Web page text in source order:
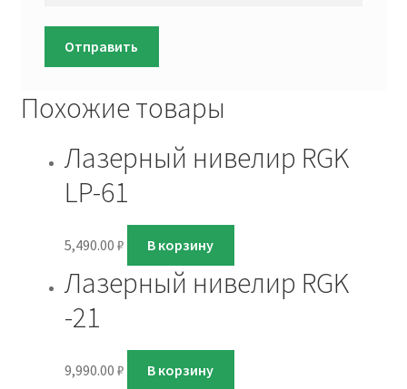
Похожие товары
Лазерный нивелир RGK
LP-61
5,490.00 ₽ В корзину
Лазерный нивелир RGK
-21
9,990.00 ₽ В корзину